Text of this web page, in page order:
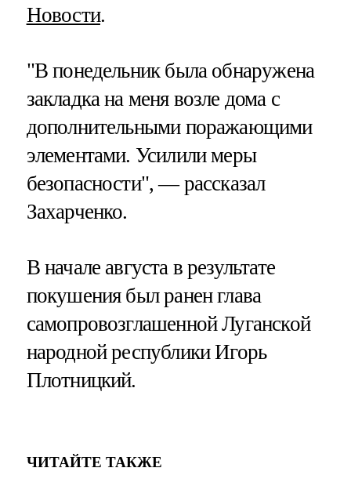
Новости.
"В понедельник была обнаружена
закладка на меня возле дома с
дополнительными поражающими
элементами. Усилили меры
безопасности", — рассказал
Захарченко.
В начале августа в результате
покушения был ранен глава
самопровозглашенной Луганской
народной республики Игорь
Плотницкий.
ЧИТАЙТЕ ТАКЖЕ